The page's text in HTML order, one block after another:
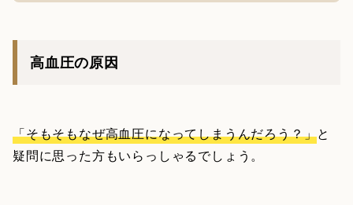
高血圧の原因
「そもそもなぜ高血圧になってしまうんだろう？」と
疑問に思った方もいらっしゃるでしょう。